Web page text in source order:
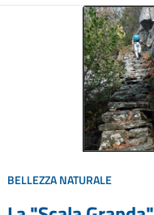
BELLEZZA NATURALE